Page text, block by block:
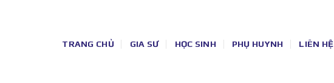
TRANG CHỦ GIA SƯ HỌC SINH PHỤ HUYNH LIÊN HỆ